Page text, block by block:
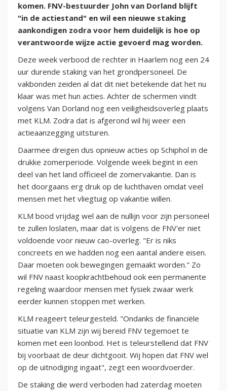
komen. FNV-bestuurder John van Dorland blijft
"in de actiestand" en wil een nieuwe staking
aankondigen zodra voor hem duidelijk is hoe op
verantwoorde wijze actie gevoerd mag worden.
Deze week verbood de rechter in Haarlem nog een 24
uur durende staking van het grondpersoneel. De
vakbonden zeiden al dat dit niet betekende dat het nu
klaar was met hun acties. Achter de schermen vindt
volgens Van Dorland nog een veiligheidsoverleg plaats
met KLM. Zodra dat is afgerond wil hij weer een
actieaanzegging uitsturen.
Daarmee dreigen dus opnieuw acties op Schiphol in de
drukke zomerperiode. Volgende week begint in een
deel van het land officieel de zomervakantie. Dan is
het doorgaans erg druk op de luchthaven omdat veel
mensen met het vliegtuig op vakantie willen.
KLM bood vrijdag wel aan de nullijn voor zijn personeel
te zullen loslaten, maar dat is volgens de FNV'er niet
voldoende voor nieuw cao-overleg. "Er is niks
concreets en we hadden nog een aantal andere eisen.
Daar moeten ook bewegingen gemaakt worden." Zo
wil FNV naast koopkrachtbehoud ook een permanente
regeling waardoor mensen met fysiek zwaar werk
eerder kunnen stoppen met werken.
KLM reageert teleurgesteld. "Ondanks de financiële
situatie van KLM zijn wij bereid FNV tegemoet te
komen met een loonbod. Het is teleurstellend dat FNV
bij voorbaat de deur dichtgooit. Wij hopen dat FNV wel
op de uitnodiging ingaat", zegt een woordvoerder.
De staking die werd verboden had zaterdag moeten